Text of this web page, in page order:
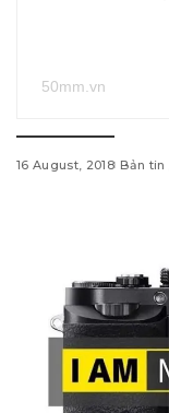
50mm.vn
16 August, 2018 Bản tin